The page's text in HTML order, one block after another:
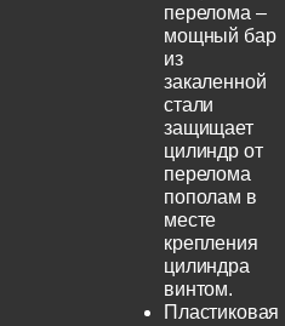
перелома –
мощный бар
из
закаленной
стали
защищает
цилиндр от
перелома
пополам в
месте
крепления
цилиндра
винтом.
Пластиковая